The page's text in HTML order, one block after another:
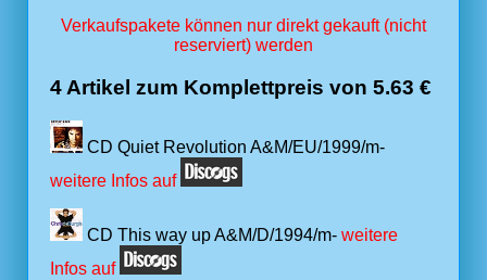
Verkaufspakete können nur direkt gekauft (nicht
reserviert) werden
4 Artikel zum Komplettpreis von 5.63 €
CD Quiet Revolution A&M/EU/1999/m-
weitere Infos auf
CD This way up A&M/D/1994/m- weitere
Infos auf